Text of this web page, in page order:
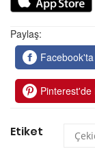
Paylaş:
Pinterest'de
Etiket